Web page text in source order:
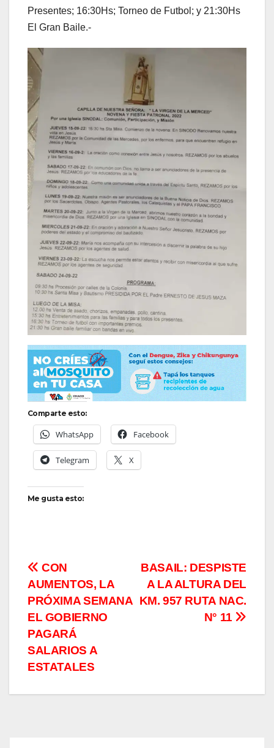
Presentes; 16:30Hs; Torneo de Futbol; y 21:30Hs
El Gran Baile.-
Comparte esto:
WhatsApp Facebook
Telegram X
Me gusta esto:
Navegación
de
entradas
BASAIL: DESPISTE
A LA ALTURA DEL
KM. 957 RUTA NAC.
N° 11
CON
AUMENTOS, LA
PRÓXIMA SEMANA
EL GOBIERNO
PAGARÁ
SALARIOS A
ESTATALES